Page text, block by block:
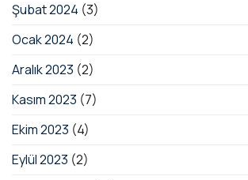
Şubat 2024 (3)
Ocak 2024 (2)
Aralık 2023 (2)
Kasım 2023 (7)
Ekim 2023 (4)
Eylül 2023 (2)